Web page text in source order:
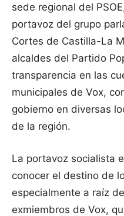
sede regional del
portavoz del grupo
Cortes de Castilla-La
alcaldes del Partido
transparencia en las
municipales de Vox,
gobierno en diversas
de la región.
La portavoz socialista
conocer el destino de
especialmente a raíz
exmiembros de Vox,